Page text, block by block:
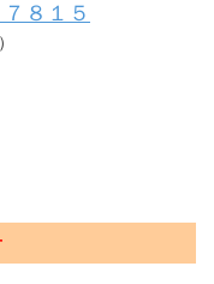
８１５